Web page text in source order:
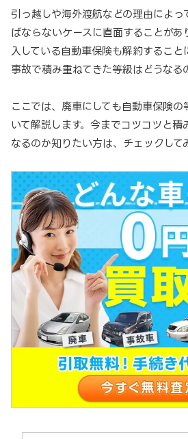
引っ越しや海外渡航などの理由によっ
ばならないケースに直面することがあ
入している自動車保険も解約するこ
事故で積み重ねてきた等級はどうなる
ここでは、廃車にしても自動車保険
いて解説します。今までコツコツと積
なるのか知りたい方は、チェックして